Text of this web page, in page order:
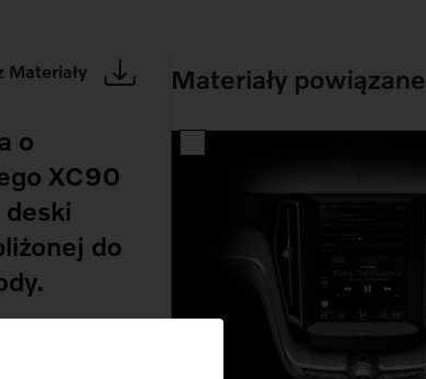
Materiały
o
XC90
deski
do
były
aby
Materiały powiązane